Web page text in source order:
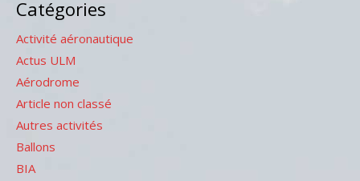
Catégories
Activité aéronautique
Actus ULM
Aérodrome
Article non classé
Autres activités
Ballons
BIA